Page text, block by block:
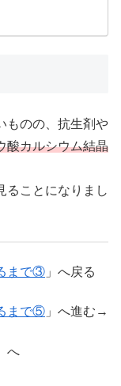
ものの、抗生剤や
酸カルシウム結晶
ることになりまし
まで③ 」へ戻る
まで⑤ 」へ進む→
」へ